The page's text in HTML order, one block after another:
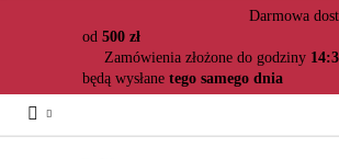
Darmowa
od 500 zł
Zamówienia złożone do godziny
będą wysłane tego samego dnia